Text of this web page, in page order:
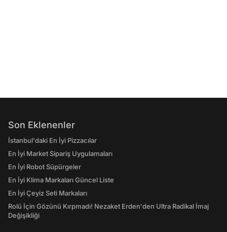
Son Eklenenler
İstanbul'daki En İyi Pizzacılar
En İyi Market Sipariş Uygulamaları
En İyi Robot Süpürgeler
En İyi Klima Markaları Güncel Liste
En İyi Çeyiz Seti Markaları
Rolü İçin Gözünü Kırpmadı! Nezaket Erden'den Ultra Radikal İmaj
Değişikliği